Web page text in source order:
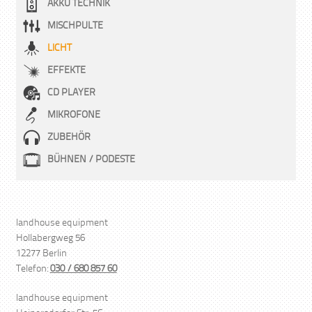
AKKU TECHNIK
MISCHPULTE
LICHT
EFFEKTE
CD PLAYER
MIKROFONE
ZUBEHÖR
BÜHNEN / PODESTE
landhouse equipment
Hollabergweg 56
12277 Berlin
Telefon:030 / 680 857 60
landhouse equipment